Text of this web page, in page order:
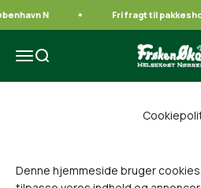
N Fri fragt til
Åbn navigationsmenu
Åbn søgefunktion Frøken Øko
Denne hjemmeside bruger